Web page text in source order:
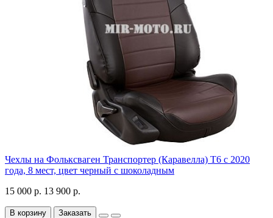
Чехлы на Фольксваген Транспортер (Каравелла) Т6 с 2020
года, 8 мест, цвет черный с шоколадным
15 000 р. 13 900 р.
В корзину Заказать